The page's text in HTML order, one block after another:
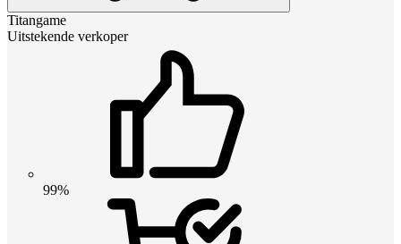
Titangame
Uitstekende verkoper
99%